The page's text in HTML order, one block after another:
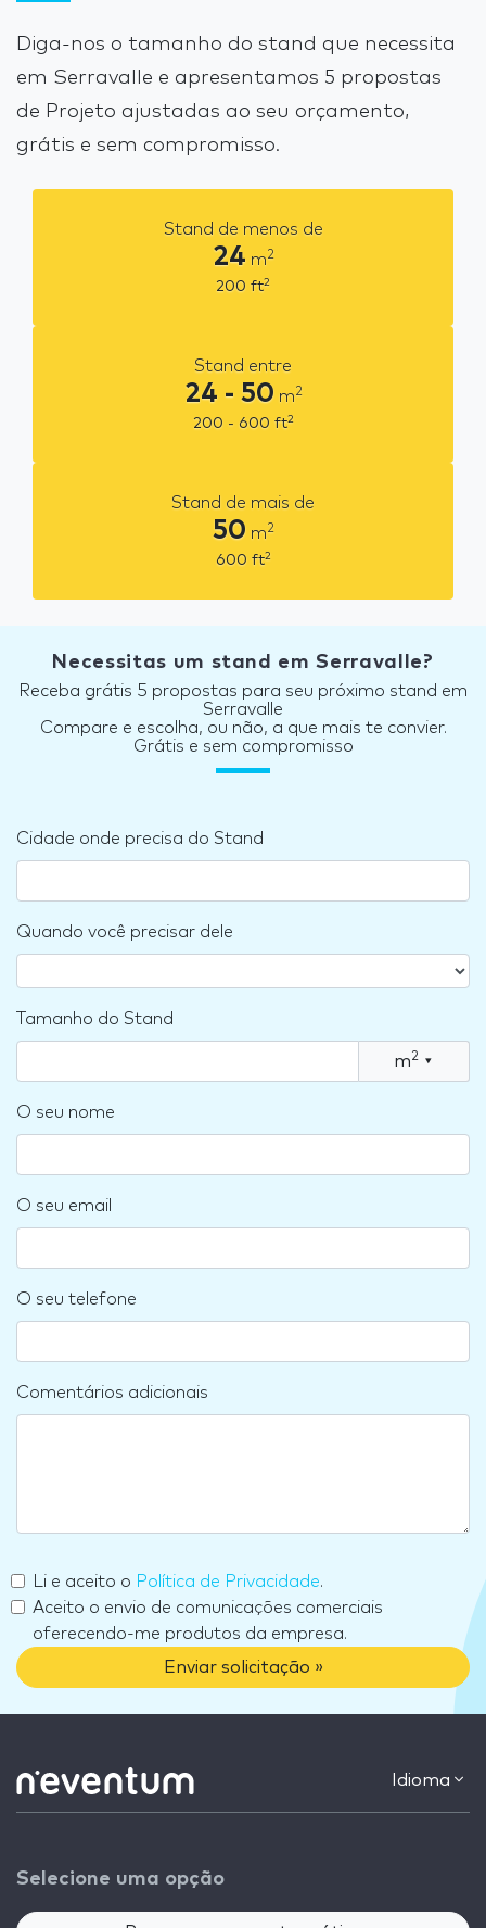
Diga-nos o tamanho do stand que necessita
em Serravalle e apresentamos 5 propostas
de Projeto ajustadas ao seu orçamento,
grátis e sem compromisso.
Stand de menos de
24 m2
200 ft2
Stand entre
24 - 50 m2
200 - 600 ft2
Stand de mais de
50 m2
600 ft2
Necessitas um stand em Serravalle?
Receba grátis 5 propostas para seu próximo stand em
Serravalle
Compare e escolha, ou não, a que mais te convier.
Grátis e sem compromisso
Cidade onde precisa do Stand
Quando você precisar dele
Tamanho do Stand
m2 ▾
O seu nome
O seu email
O seu telefone
Comentários adicionais
Li e aceito o Política de Privacidade.
Aceito o envio de comunicações comerciais
oferecendo-me produtos da empresa.
Enviar solicitação »
Idioma
Selecione uma opção